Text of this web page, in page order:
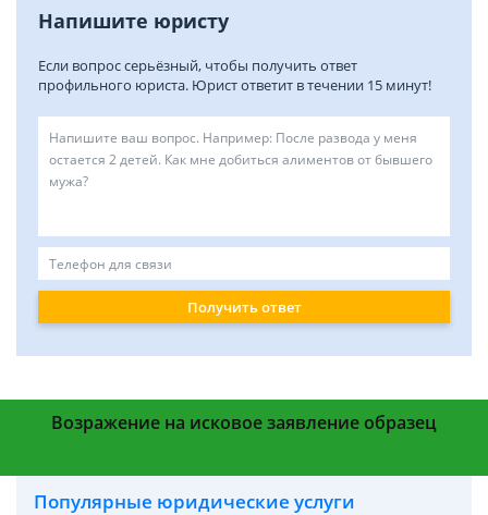
Напишите юристу
Если вопрос серьёзный, чтобы получить ответ
профильного юриста. Юрист ответит в течении 15 минут!
Получить ответ
Возражение на исковое заявление образец
Популярные юридические услуги